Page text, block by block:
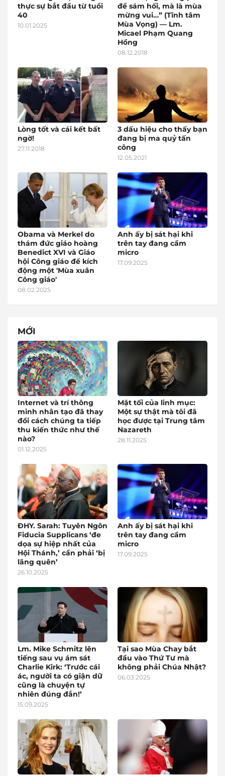
thực sự bắt đầu từ tuổi
40
10.01.2025
để sám hối, mà là mùa
mừng vui…” (Tĩnh tâm
Mùa Vọng) — Lm.
Micael Phạm Quang
Hồng
08.12.2018
Lòng tốt và cái kết bất
ngờ!
27.11.2018
3 dấu hiệu cho thấy bạn
đang bị ma quỷ tấn
công
12.05.2021
Obama và Merkel do
thám đức giáo hoàng
Benedict XVI và Giáo
hội Công giáo để kích
động một 'Mùa xuân
Công giáo'
08.02.2025
Anh ấy bị sát hại khi
trên tay đang cầm
micro
17.09.2025
MỚI
Internet và trí thông
minh nhân tạo đã thay
đổi cách chúng ta tiếp
thu kiến thức như thế
nào?
01.12.2025
Mặt tối của linh mục:
Một sự thật mà tôi đã
học được tại Trung tâm
Nazareth
28.11.2025
ĐHY. Sarah: Tuyên Ngôn
Fiducia Supplicans ‘đe
dọa sự hiệp nhất của
Hội Thánh,’ cần phải ‘bị
lãng quên’
26.10.2025
Anh ấy bị sát hại khi
trên tay đang cầm
micro
17.09.2025
Lm. Mike Schmitz lên
tiếng sau vụ ám sát
Charlie Kirk: ‘Trước cái
ác, người ta có giận dữ
cũng là chuyện tự
nhiên đúng đắn!’
15.09.2025
Tại sao Mùa Chay bắt
đầu vào Thứ Tư mà
không phải Chúa Nhật?
06.03.2025